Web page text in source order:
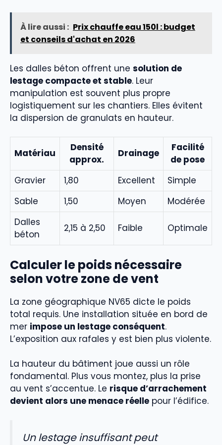
À lire aussi : Prix chauffe eau 150l : budget
et conseils d'achat en 2026
Les dalles béton offrent une solution de
lestage compacte et stable. Leur
manipulation est souvent plus propre
logistiquement sur les chantiers. Elles évitent
la dispersion de granulats en hauteur.
Matériau
Densité
approx.
Drainage
Facilité
de pose
Gravier
1,80 Excellent
Simple
Sable
1,50 Moyen
Modérée
Dalles
béton
2,15 à 2,50 Faible Optimale
Calculer le poids nécessaire
selon votre zone de vent
La zone géographique NV65 dicte le poids
total requis. Une installation située en bord de
mer impose un lestage conséquent.
L’exposition aux rafales y est bien plus violente.
La hauteur du bâtiment joue aussi un rôle
fondamental. Plus vous montez, plus la prise
au vent s’accentue. Le risque d’arrachement
devient alors une menace réelle pour l’édifice.
Un lestage insuffisant peut